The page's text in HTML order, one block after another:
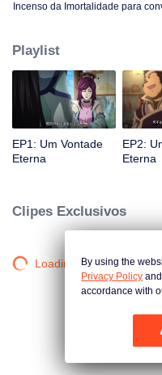
Incenso da Imortalidade para
tramas divertidas. Venha assistir
Playlist
EP1: Um Vontade
Eterna
EP2:
Eterna
Clipes Exclusivos
Loading…By using the
Privacy Policy
accordance with